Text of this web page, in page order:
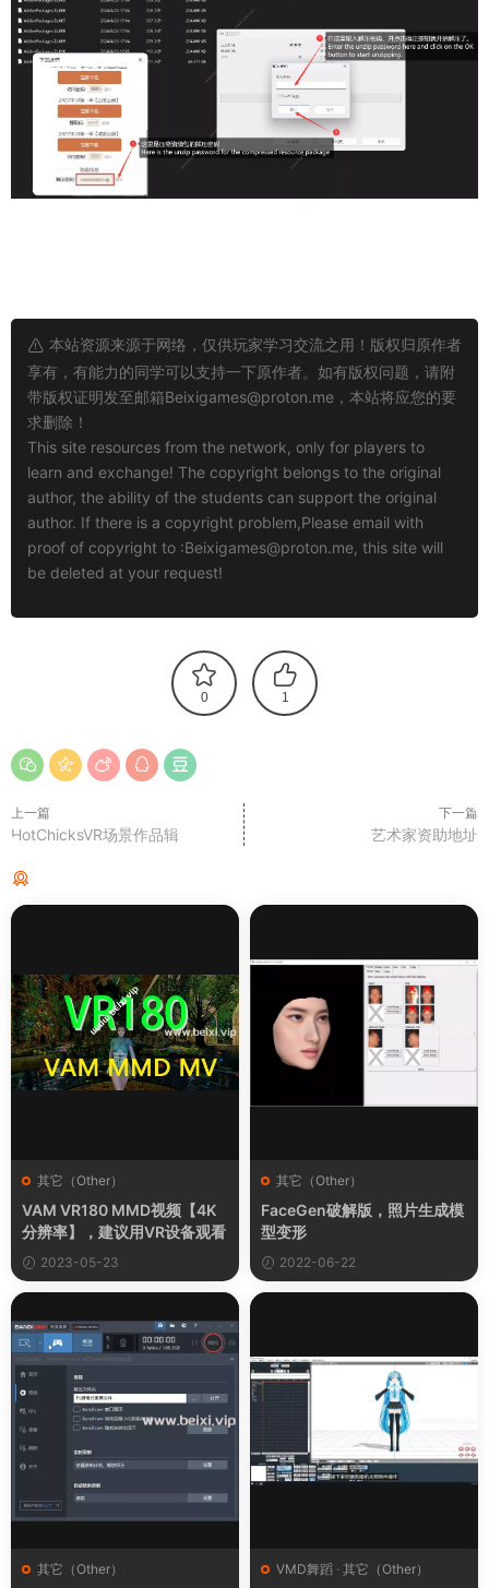
本站资源来源于网络，仅供玩家学习交流之用！版权归原作者
享有，有能力的同学可以支持一下原作者。如有版权问题，请附
带版权证明发至邮箱Beixigames@proton.me ，本站将应您的要
求删除！
This site resources from the network, only for players to
learn and exchange! The copyright belongs to the original
author, the ability of the students can support the original
author. If there is a copyright problem,Please email with
proof of copyright to :Beixigames@proton.me, this site will
be deleted at your request!
0 1
上一篇
HotChicksVR场景作品辑
下一篇
艺术家资助地址
其它（Other）
VAM VR180 MMD视频【4K
分辨率】，建议用VR设备观看
2023-05-23
其它（Other）
FaceGen破解版，照片生成模
型变形
2022-06-22
其它（Other） VMD舞蹈 · 其它（Other）